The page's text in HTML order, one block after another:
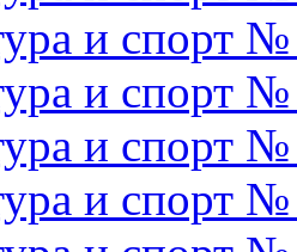
и спорт
и спорт
и спорт
и спорт